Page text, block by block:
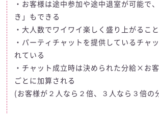
・お客様は途中参加や途中退室が可能で
き」もできる
・大人数でワイワイ楽しく盛り上がるこ
・パーティチャットを提供しているチャ
れている
・チャット成立時は決められた分給×お
ごとに加算される
(お客様が２人なら２倍、３人なら３倍の